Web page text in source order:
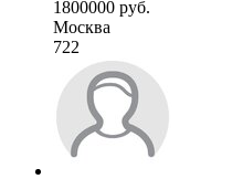
1800000 руб.
Москва
722